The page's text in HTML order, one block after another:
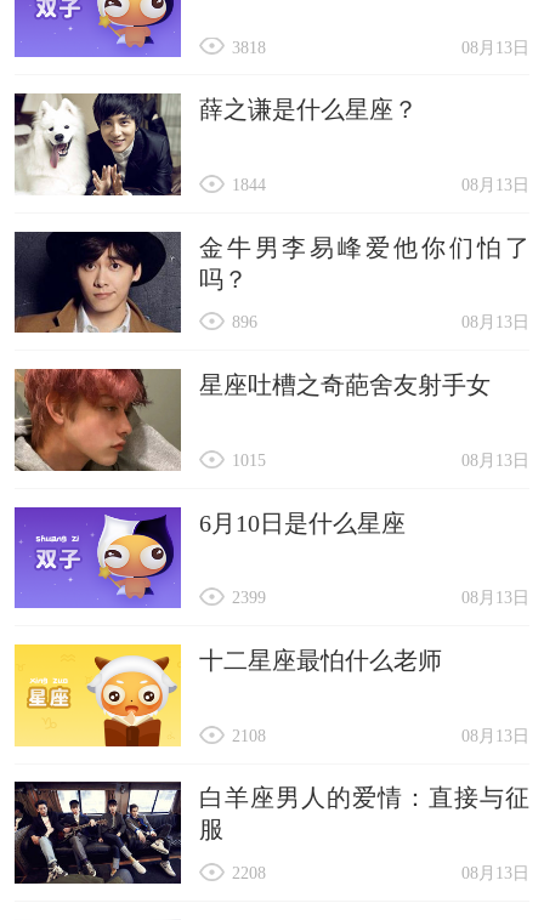
08月13日
3818
薛之谦是什么星座？
08月13日
1844
金牛男李易峰爱他你们怕了
吗？
08月13日
896
星座吐槽之奇葩舍友射手女
08月13日
1015
6月10日是什么星座
08月13日
2399
十二星座最怕什么老师
08月13日
2108
白羊座男人的爱情：直接与征
服
08月13日
2208